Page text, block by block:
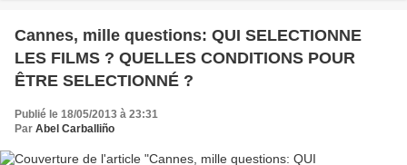
Cannes, mille questions: QUI SELECTIONNE
LES FILMS ? QUELLES CONDITIONS POUR
ÊTRE SELECTIONNÉ ?
Publié le 18/05/2013 à 23:31
Par Abel Carballiño